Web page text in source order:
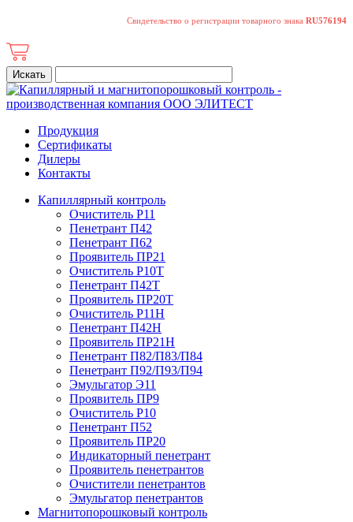
Свидетельство о регистрации товарного знака RU576194
Продукция
Сертификаты
Дилеры
Контакты
Капиллярный контроль
Очиститель Р11
Пенетрант П42
Пенетрант П62
Проявитель ПР21
Очиститель Р10Т
Пенетрант П42Т
Проявитель ПР20Т
Очиститель Р11Н
Пенетрант П42Н
Проявитель ПР21Н
Пенетрант П82/П83/П84
Пенетрант П92/П93/П94
Эмульгатор Э11
Проявитель ПР9
Очиститель Р10
Пенетрант П52
Проявитель ПР20
Индикаторный пенетрант
Проявитель пенетрантов
Очистители пенетрантов
Эмульгатор пенетрантов
Магнитопорошковый контроль